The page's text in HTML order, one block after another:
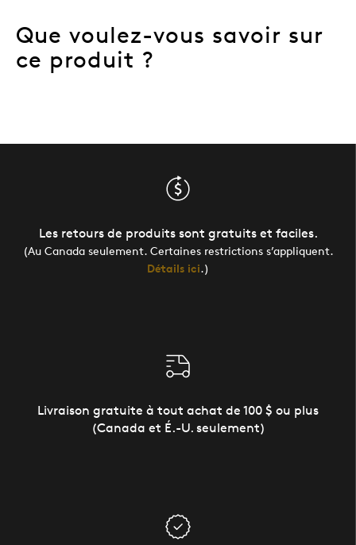
Que voulez-vous savoir sur
ce produit ?
Les retours de produits sont gratuits et faciles.
(Au Canada seulement. Certaines restrictions s’appliquent.
Détails ici.)
Livraison gratuite à tout achat de 100 $ ou plus
(Canada et É.-U. seulement)